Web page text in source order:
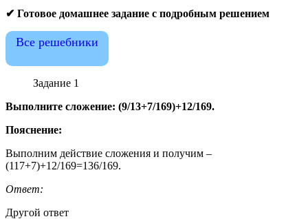
✔ Готовое домашнее задание с подробным решением
Все решебники
Задание 1
Выполните сложение: (9/13+7/169)+12/169.
Пояснение:
Выполним действие сложения и получим –
(117+7)+12/169=136/169.
Ответ:
Другой ответ